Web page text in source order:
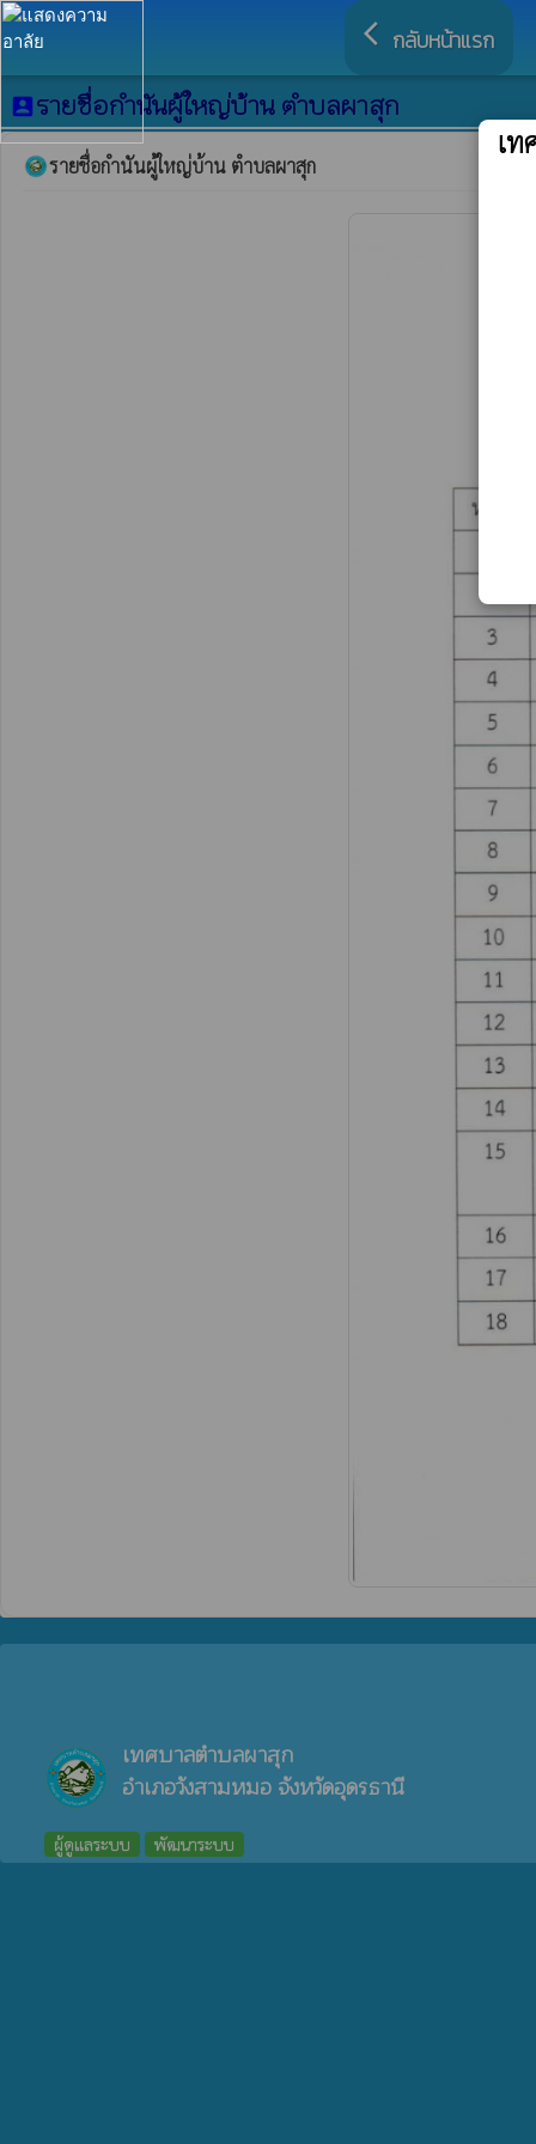
arrow_back_ios กลับหน้าแรก
account_boxรายชื่อกำนันผู้ใหญ่บ้าน ตำบลผาสุก
รายชื่อกำนันผู้ใหญ่บ้าน ตำบลผาสุก
เทศบาลตำบลผาสุก
อำเภอวังสามหมอ จังหวัดอุดรธานี
ผู้ดูแลระบบ พัฒนาระบบ
เ